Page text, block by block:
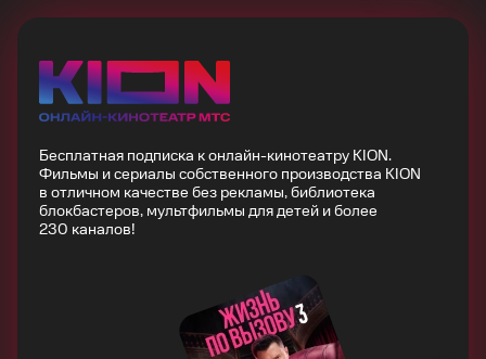
Бесплатная подписка к онлайн-кинотеатру KION.
Фильмы и сериалы собственного производства KION
в отличном качестве без рекламы, библиотека
блокбастеров, мультфильмы для детей и более
230 каналов!